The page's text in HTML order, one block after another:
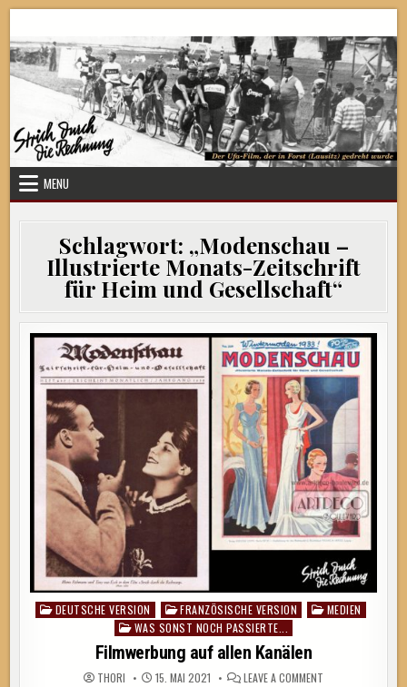
content
Strich durch die Rechnung
MENU
Schlagwort: „Modenschau –
Illustrierte Monats-Zeitschrift
für Heim und Gesellschaft“
Posted
DEUTSCHE VERSION FRANZÖSISCHE VERSION
MEDIEN
WAS SONST NOCH PASSIERTE...
Filmwerbung auf allen Kanälen
THORI 15. MAI 2021 LEAVE A COMMENT